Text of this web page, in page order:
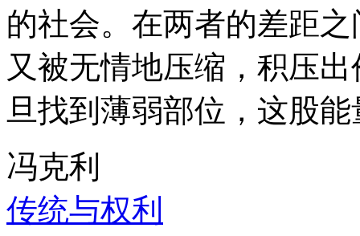
的社会。在两者的差距
又被无情地压缩，积压
旦找到薄弱部位，这股
冯克利
传统与权利